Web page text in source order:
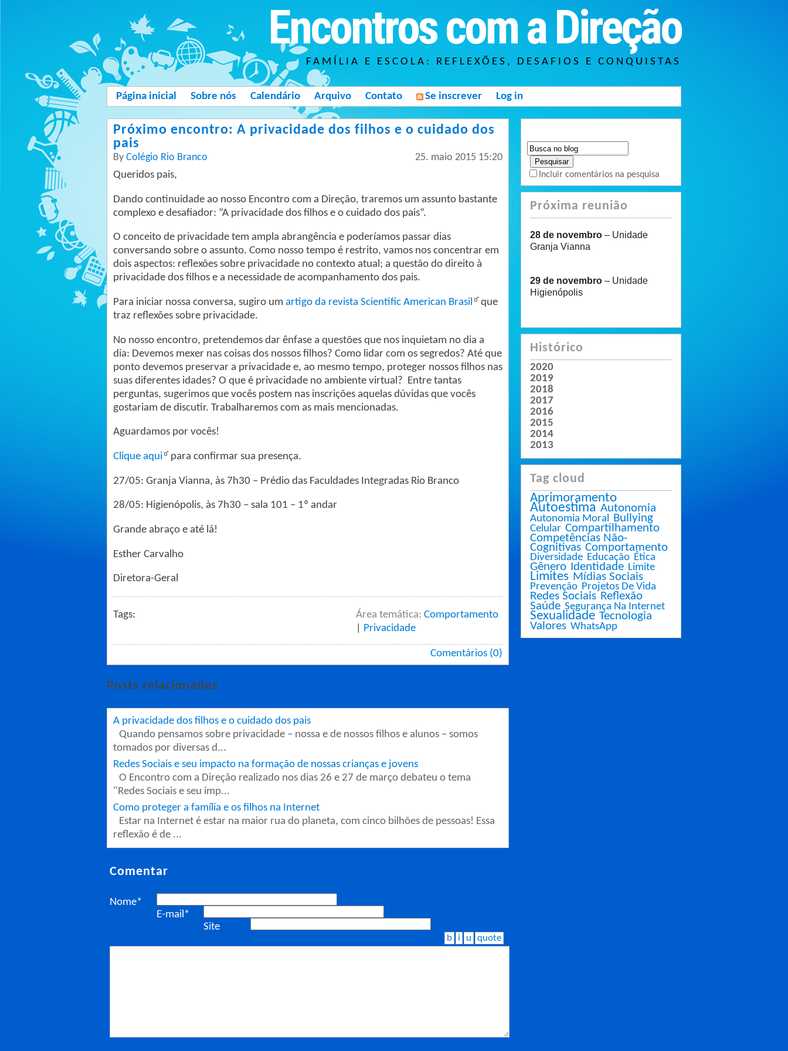
Encontros com a Direção
FAMÍLIA E ESCOLA: REFLEXÕES, DESAFIOS E CONQUISTAS
Página inicial Sobre nós Calendário Arquivo Contato Se inscrever Log in
Próximo encontro: A privacidade dos filhos e o cuidado dos
pais
By Colégio Rio Branco 25. maio 2015 15:20
Queridos pais,
Dando continuidade ao nosso Encontro com a Direção, traremos um assunto bastante
complexo e desafiador: “A privacidade dos filhos e o cuidado dos pais”.
O conceito de privacidade tem ampla abrangência e poderíamos passar dias
conversando sobre o assunto. Como nosso tempo é restrito, vamos nos concentrar em
dois aspectos: reflexões sobre privacidade no contexto atual; a questão do direito à
privacidade dos filhos e a necessidade de acompanhamento dos pais.
Para iniciar nossa conversa, sugiro um artigo da revista Scientific American Brasil
que
traz reflexões sobre privacidade.
No nosso encontro, pretendemos dar ênfase a questões que nos inquietam no dia a
dia: Devemos mexer nas coisas dos nossos filhos? Como lidar com os segredos? Até que
ponto devemos preservar a privacidade e, ao mesmo tempo, proteger nossos filhos nas
suas diferentes idades? O que é privacidade no ambiente virtual? Entre tantas
perguntas, sugerimos que vocês postem nas inscrições aquelas dúvidas que vocês
gostariam de discutir. Trabalharemos com as mais mencionadas.
Aguardamos por vocês!
Clique aqui para confirmar sua presença.
27/05: Granja Vianna, às 7h30 – Prédio das Faculdades Integradas Rio Branco
28/05: Higienópolis, às 7h30 – sala 101 – 1º andar
Grande abraço e até lá!
Esther Carvalho
Diretora-Geral
Área temática: Comportamento
Privacidade
Tags:
Comentários (0)
Posts relacionados
A privacidade dos filhos e o cuidado dos pais
Quando pensamos sobre privacidade – nossa e de nossos filhos e alunos – somos
tomados por diversas d...
Redes Sociais e seu impacto na formação de nossas crianças e jovens
O Encontro com a Direção realizado nos dias 26 e 27 de março debateu o tema
"Redes Sociais e seu imp...
Como proteger a família e os filhos na Internet
Estar na Internet é estar na maior rua do planeta, com cinco bilhões de pessoas! Essa
reflexão é de ...
Comentar
Nome*
E-mail*
Site
b i u quote
Incluir comentários na pesquisa
Próxima reunião
28 de novembro– Unidade
Granja Vianna
29 de novembro – Unidade
Higienópolis
Histórico
2020
2019
2018
2017
2016
2015
2014
2013
Tag cloud
Aprimoramento
Autoestima Autonomia
Autonomia Moral Bullying
Celular Compartilhamento
Competências Não-
Cognitivas Comportamento
Diversidade Educação Ética
Gênero Identidade Limite
Limites Mídias Sociais
Prevenção Projetos De Vida
Redes Sociais Reflexão
Saúde Segurança Na Internet
Sexualidade Tecnologia
Valores WhatsApp